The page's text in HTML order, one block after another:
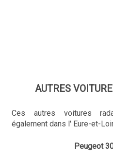
AUTRES
Ces autres voitures
également dans l' Eure-et-
Peugeot